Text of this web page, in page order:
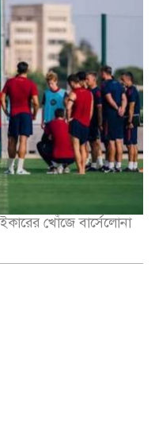
খোঁজে বার্সেলোনা